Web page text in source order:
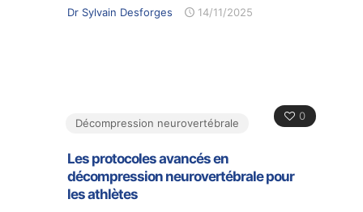
Dr Sylvain Desforges 14/11/2025
0
Décompression neurovertébrale
Les protocoles avancés en
décompression neurovertébrale pour
les athlètes